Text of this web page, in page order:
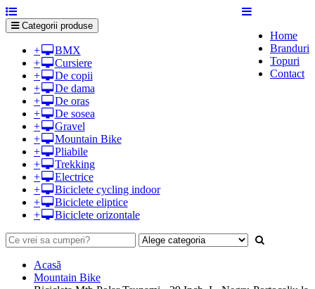
Home
Branduri
Topuri
Contact
Categorii produse
+
BMX
+
Cursiere
+
De copii
+
De dama
+
De oras
+
De sosea
+
Gravel
+
Mountain Bike
+
Pliabile
+
Trekking
+
Electrice
+
Biciclete cycling indoor
+
Biciclete eliptice
+
Biciclete orizontale
Acasă
Mountain Bike